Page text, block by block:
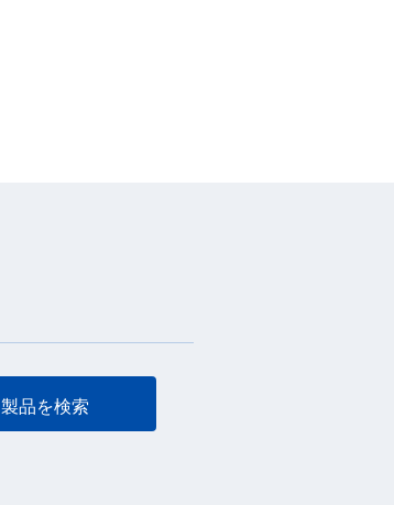
製品を検索